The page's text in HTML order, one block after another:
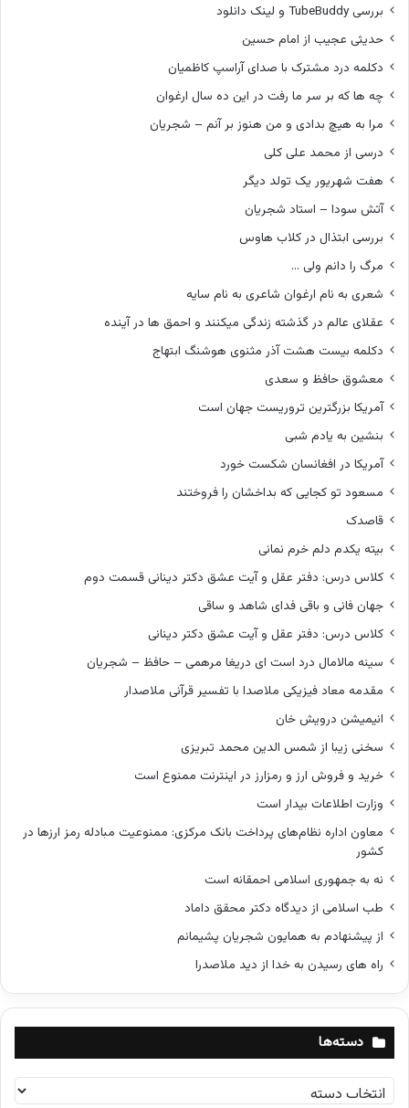
بررسی TubeBuddy و لینک دانلود
حدیثی عجیب از امام حسین
دکلمه درد مشترک با صدای آراسپ کاظمیان
چه ها که بر سر ما رفت در این ده سال ارغوان
مرا به هیچ بدادی و من هنوز بر آنم – شجریان
درسی از محمد علی کلی
هفت شهریور یک تولد دیگر
آتش سودا – استاد شجریان
بررسی ابتذال در کلاب هاوس
مرگ را دانم ولی …
شعری به نام ارغوان شاعری به نام سایه
عقلای عالم در گذشته زندگی میکنند و احمق ها در آینده
دکلمه بیست هشت آذر مثنوی هوشنگ ابتهاج
معشوق حافظ و سعدی
آمریکا بزرگترین تروریست جهان است
بنشین به یادم شبی
آمریکا در افغانسان شکست خورد
مسعود تو کجایی که بداخشان را فروختند
قاصدک
بیته یکدم دلم خرم نمانی
کلاس درس: دفتر عقل و آیت عشق دکتر دینانی قسمت دوم
جهان فانی و باقی فدای شاهد و ساقی
کلاس درس: دفتر عقل و آیت عشق دکتر دینانی
سینه مالامال درد است ای دریغا مرهمی – حافظ – شجریان
مقدمه معاد فیزیکی ملاصدا با تفسیر قرآنی ملاصدار
انیمیشن درویش خان
سخنی زیبا از شمس الدین محمد تبریزی
خرید و فروش ارز و رمزارز در اینترنت ممنوع است
وزارت اطلاعات بیدار است
معاون اداره نظام‌های پرداخت بانک مرکزی: ممنوعیت مبادله رمز ارزها در
کشور
نه به جمهوری اسلامی احمقانه است
طب اسلامی از دیدگاه دکتر محقق داماد
از پیشنهادم به همایون شجریان پشیمانم
راه های رسیدن به خدا از دید ملاصدرا
دسته‌ها
د